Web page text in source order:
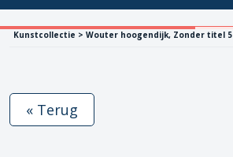
Kunstcollectie > Wouter hoogendijk, Zonder titel 5
« Terug